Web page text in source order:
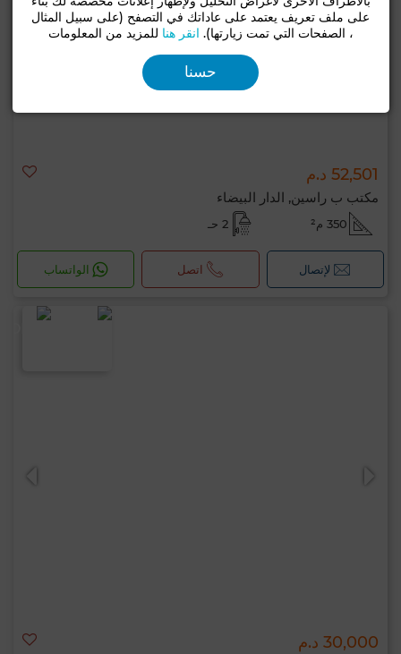
52,501 د.م
مكتب ب راسين, الدار البيضاء
350 م² 2 حـ
لإتصال اتصل الواتساب
30,000 د.م
على ملف تعريف يعتمد على عاداتك في التصفح (على سبيل المثال
، الصفحات التي تمت زيارتها). انقر هنا للمزيد من المعلومات
حسنا